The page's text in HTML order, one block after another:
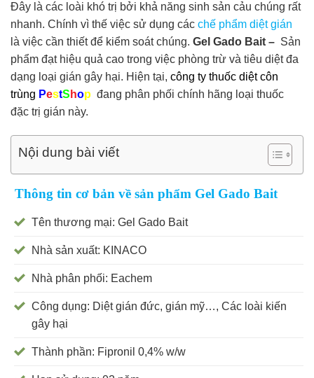
Đây là các loài khó trị bởi khả năng sinh sản cảu chúng rất
nhanh. Chính vì thế việc sử dụng các chế phẩm diệt gián
là việc cần thiết để kiểm soát chúng. Gel Gado Bait – Sản
phẩm đạt hiệu quả cao trong việc phòng trừ và tiêu diệt đa
dạng loại gián gây hại. Hiện tại, công ty thuốc diệt côn
trùng PestS hop đang phân phối chính hãng loại thuốc
đặc trị gián này.
Nội dung bài viết
Thông tin cơ bản về sản phẩm Gel Gado Bait
Tên thương mại: Gel Gado Bait
Nhà sản xuất: KINACO
Nhà phân phối: Eachem
Công dụng: Diệt gián đức, gián mỹ…, Các loài kiến
gây hại
Thành phần: Fipronil 0,4% w/w